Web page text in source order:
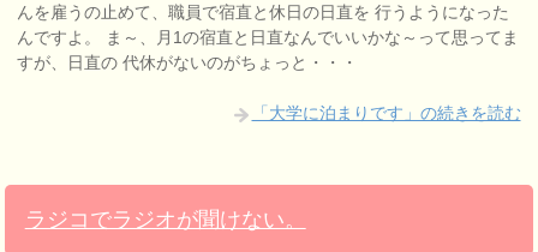
んを雇うの止めて、職員で宿直と休日の日直を 行うようになった
んですよ。 ま～、月1の宿直と日直なんでいいかな～って思ってま
すが、日直の 代休がないのがちょっと・・・
「大学に泊まりです」の続きを読む
ラジコでラジオが聞けない。